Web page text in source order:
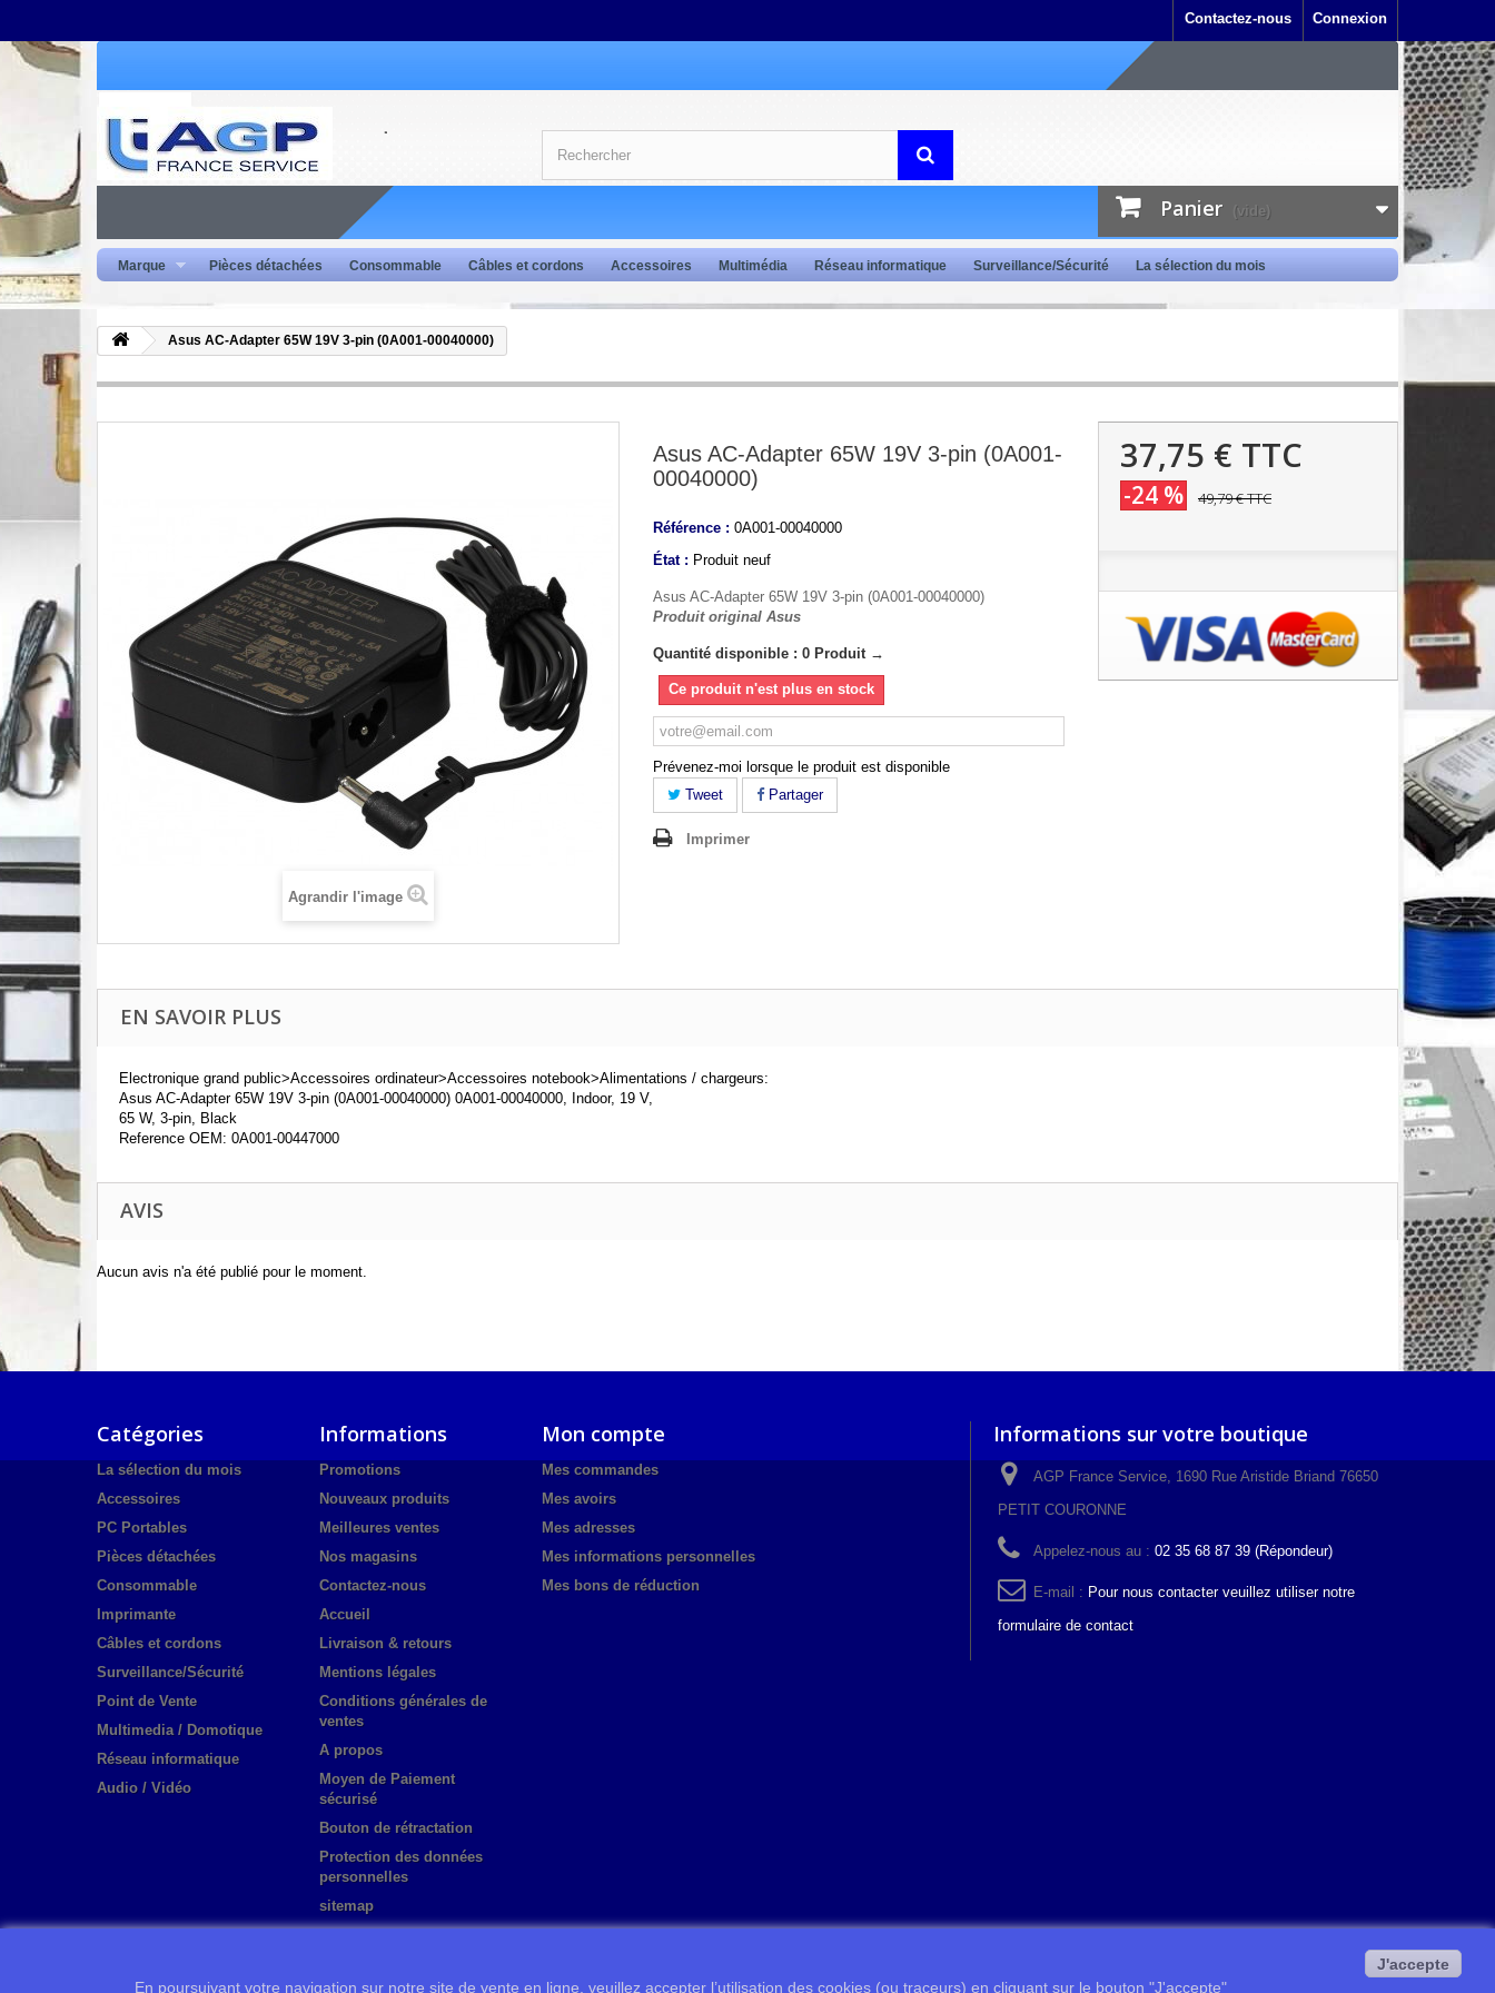
Connexion
Contactez-nous
Panier (vide)
Marque Pièces détachées Consommable Câbles et cordons Accessoires Multimédia Réseau informatique Surveillance/Sécurité La sélection du mois
Asus AC-Adapter 65W 19V 3-pin (0A001-00040000)
Agrandir l'image
Asus AC-Adapter 65W 19V 3-pin (0A001-
00040000)
Référence : 0A001-00040000
État : Produit neuf
Asus AC-Adapter 65W 19V 3-pin (0A001-00040000)
Produit original Asus
Quantité disponible : 0 Produit →
Ce produit n'est plus en stock
Prévenez-moi lorsque le produit est disponible
Tweet
Partager
Imprimer
37,75 € TTC
-24 % 49,79 €TTC
EN SAVOIR PLUS
Electronique grand public>Accessoires ordinateur>Accessoires notebook>Alimentations / chargeurs:
Asus AC-Adapter 65W 19V 3-pin (0A001-00040000) 0A001-00040000, Indoor, 19 V,
65 W, 3-pin, Black
Reference OEM: 0A001-00447000
AVIS
Aucun avis n'a été publié pour le moment.
Catégories
La sélection du mois
Accessoires
PC Portables
Pièces détachées
Consommable
Imprimante
Câbles et cordons
Surveillance/Sécurité
Point de Vente
Multimedia / Domotique
Réseau informatique
Audio / Vidéo
Informations
Promotions
Nouveaux produits
Meilleures ventes
Nos magasins
Contactez-nous
Accueil
Livraison & retours
Mentions légales
Conditions générales de
ventes
A propos
Moyen de Paiement
sécurisé
Bouton de rétractation
Protection des données
personnelles
sitemap
Mon compte
Mes commandes
Mes avoirs
Mes adresses
Mes informations personnelles
Mes bons de réduction
Informations sur votre boutique
AGP France Service, 1690 Rue Aristide Briand 76650
PETIT COURONNE
Appelez-nous au : 02 35 68 87 39 (Répondeur)
E-mail : Pour nous contacter veuillez utiliser notre
formulaire de contact
En poursuivant votre navigation sur notre site de vente en ligne, veuillez accepter l’utilisation des cookies (ou traceurs) en cliquant sur le bouton "J'accepte"
J'accepte